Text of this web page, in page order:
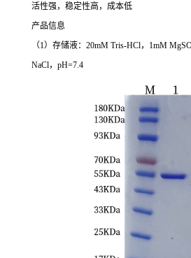
活性强，稳定性高，成本低
产品信息
（1）存储液：20mM Tris-HCl，1mM
NaCl，pH=7.4